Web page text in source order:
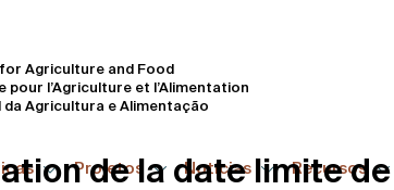
Agriculture and Food
pour l’Agriculture et l’Alimentation
da Agricultura e Alimentação
Projetos Notícias Recursos
de la date limite